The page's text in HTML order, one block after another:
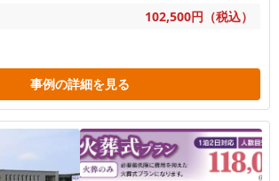
102,500円（税込）
事例の詳細を見る